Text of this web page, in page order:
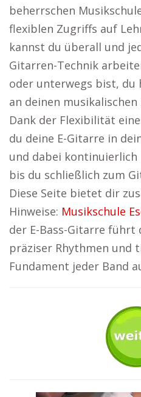
beherrschen
flexiblen Zugriffs auf
kannst du überall und
Gitarren-Technik
oder unterwegs bist, du
an deinen
Dank der Flexibilität
du deine E-Gitarre in
und dabei
bis du schließlich zum
Diese Seite bietet dir
Hinweise: Musikschule
der E-Bass-Gitarre
präziser Rhythmen und
Fundament jeder Band